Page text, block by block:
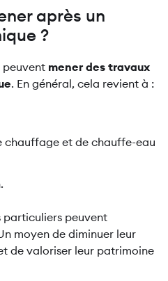
après un
?
peuvent mener des travaux
. En général, cela revient à :
chauffage et de chauffe-eau
particuliers peuvent
moyen de diminuer leur
de valoriser leur patrimoine